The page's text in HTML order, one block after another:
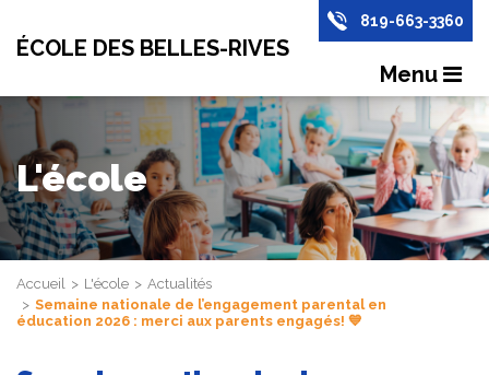
ÉCOLE DES BELLES-RIVES
819-663-3360
Menu
L'école
Accueil L'école
Actualités
Semaine nationale de l’engagement parental en
éducation 2026 : merci aux parents engagés! 💙